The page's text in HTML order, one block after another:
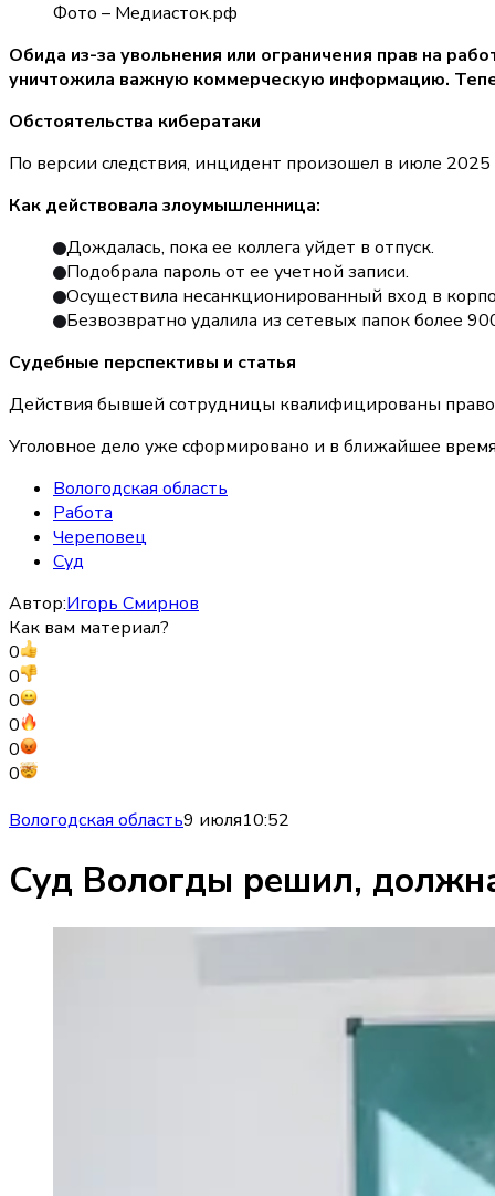
Фото – Медиасток.рф
Обида из-за увольнения или ограничения прав на
уничтожила важную коммерческую информацию.
Обстоятельства кибератаки
По версии следствия, инцидент произошел в июле 2025
Как действовала злоумышленница:
Дождалась, пока ее коллега уйдет в отпуск.
Подобрала пароль от ее учетной записи.
Осуществила несанкционированный вход в
Безвозвратно удалила из сетевых папок
Судебные перспективы и статья
Действия бывшей сотрудницы квалифицированы
Уголовное дело уже сформировано и в ближайшее
Вологодская область
Работа
Череповец
Суд
Автор:Игорь Смирнов
Как вам материал?
0
0
0
0
0
0
Вологодская область9 июля10:52
Суд Вологды решил,